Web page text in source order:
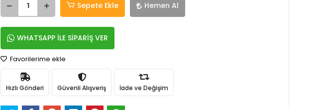
Sepete Ekle Hemen Al
WHATSAPP İLE SİPARİŞ VER
Favorilerime ekle
Hızlı Gönderi Güvenli Alışveriş İade ve Değişim